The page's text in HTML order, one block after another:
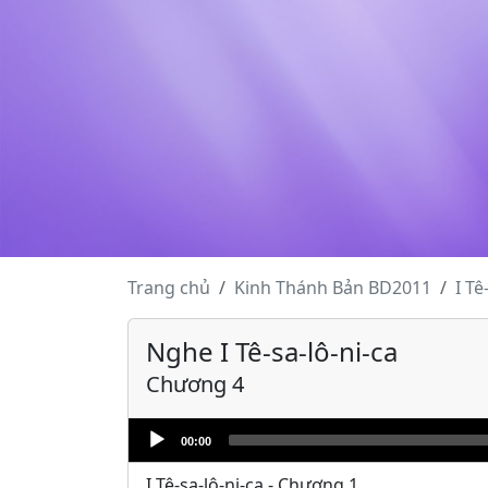
Trang chủ Kinh Thánh Bản BD2011 I
Nghe I Tê-sa-lô-ni-ca
Chương 4
Audio
Player
00:00